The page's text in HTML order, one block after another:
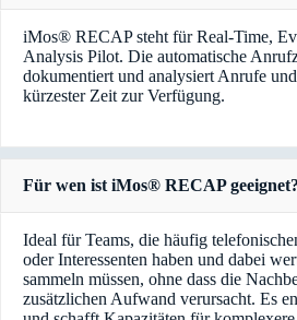
iMos® RECAP steht für Real-Time,
Analysis Pilot. Die automatische
dokumentiert und analysiert Anrufe
kürzester Zeit zur Verfügung.
Für wen ist iMos® RECAP geeignet?
Ideal für Teams, die häufig
oder Interessenten haben und dabei
sammeln müssen, ohne dass die
zusätzlichen Aufwand verursacht. Es